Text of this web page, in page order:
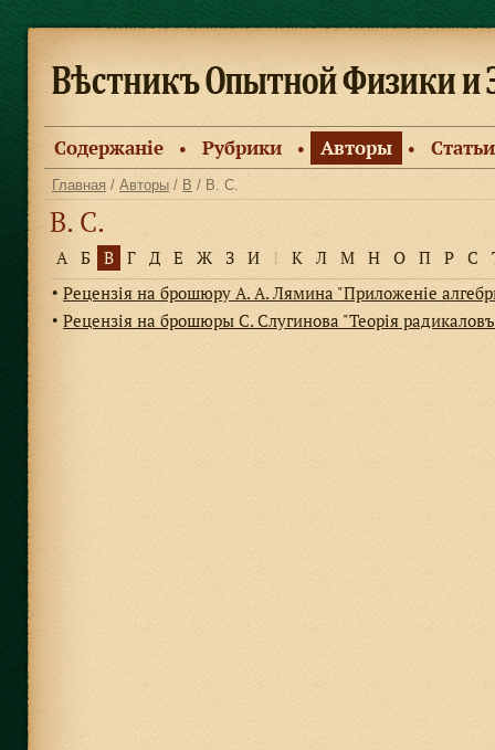
Содержанiе ● Рубрики ● Авторы ● Статьи
Главная / Авторы / В / В. С.
В. С.
А Б В Г Д Е Ж З И І К Л М Н О П Р С
● Рецензiя на брошюру А. А. Лямина "Приложенiе
● Рецензiя на брошюры С. Слугинова "Теорiя